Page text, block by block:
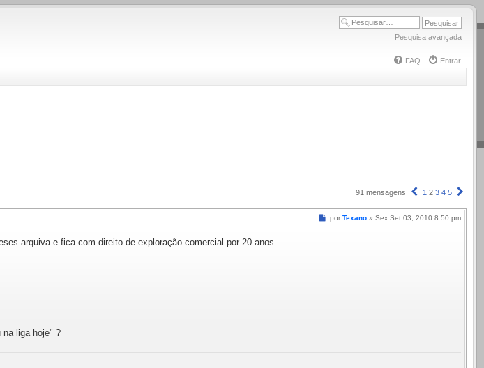
Pesquisa avançada
FAQ
Entrar
91 mensagens Anterior
1 2 3 4 5
Mensagem
por Texano » Sex Set 03, 2010 8:50 pm
arquiva e fica com direito de exploração comercial por 20 anos.
na liga hoje" ?